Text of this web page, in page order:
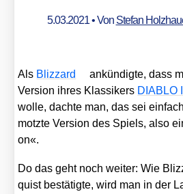
5.03.2021• Von Stefan
Als Bliz­zard
ankün­dig­te, dass
Ver­si­on ihres Klas­si­kers DIABLO II
wol­le, dach­te man, das sei
motz­te Ver­si­on des Spiels, also
on«.
Do das geht noch wei­ter: Wie
quist bestä­tig­te, wird man in der